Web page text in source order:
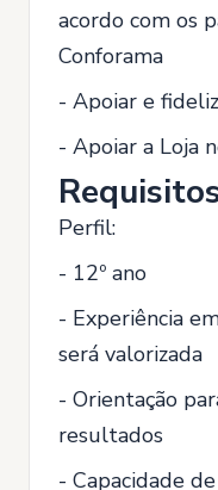
acordo com os
Conforama
- Apoiar e
- Apoiar a Loja
Perfil:
- 12º ano
- Experiência
será valorizada
- Orientação
resultados
- Capacidade